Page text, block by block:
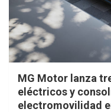
MG Motor lanza
eléctricos y
electromovilidad